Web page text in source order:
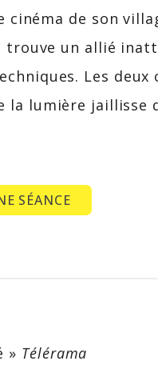
de son
trouve un allié
Les
lumière jaillisse
SÉANCE
» Télérama